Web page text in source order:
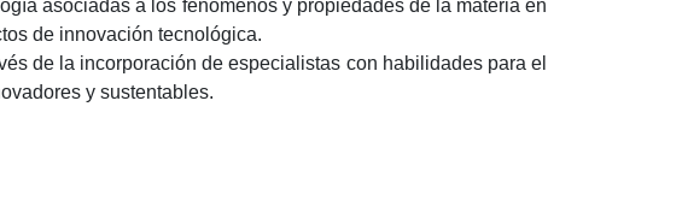
asociadas a los fenómenos y propiedades de la materia en
de innovación tecnológica.
de la incorporación de especialistas con habilidades para el
y sustentables.